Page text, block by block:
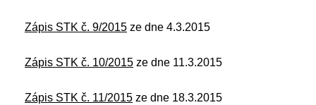
Zápis STK č. 9/2015 ze dne 4.3.2015
Zápis STK č. 10/2015 ze dne 11.3.2015
Zápis STK č. 11/2015 ze dne 18.3.2015